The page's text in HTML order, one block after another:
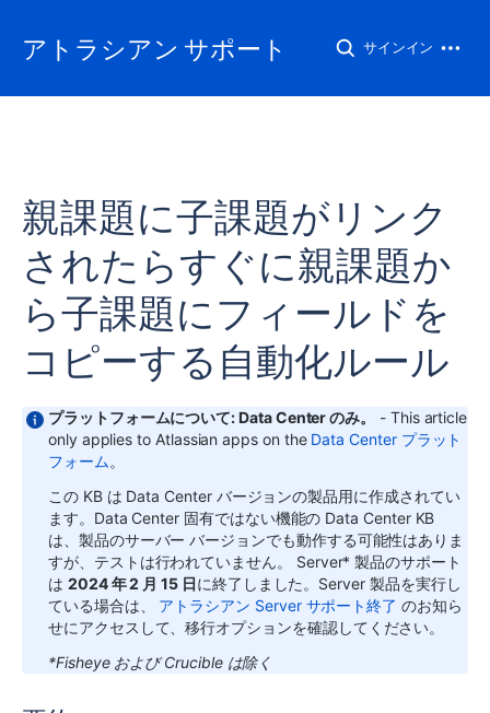
アトラシアン サポート サインイン
親課題に子課題がリンク
されたらすぐに親課題か
ら子課題にフィールドを
コピーする自動化ルール
プラットフォームについて: Data Center のみ。
- This article
only applies to Atlassian apps on the Data Center プラット
フォーム。
この KB は Data Center バージョンの製品用に作成されてい
ます。Data Center 固有ではない機能の Data Center KB
は、製品のサーバー バージョンでも動作する可能性はありま
すが、テストは行われていません。 Server* 製品のサポート
は 2024 年 2 月 15 日に終了しました。Server 製品を実行し
ている場合は、
アトラシアン Server サポート終了 のお知ら
せにアクセスして、移行オプションを確認してください。
*Fisheye および Crucible は除く